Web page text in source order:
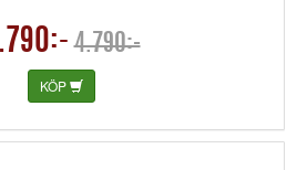
4.790:-
KÖP